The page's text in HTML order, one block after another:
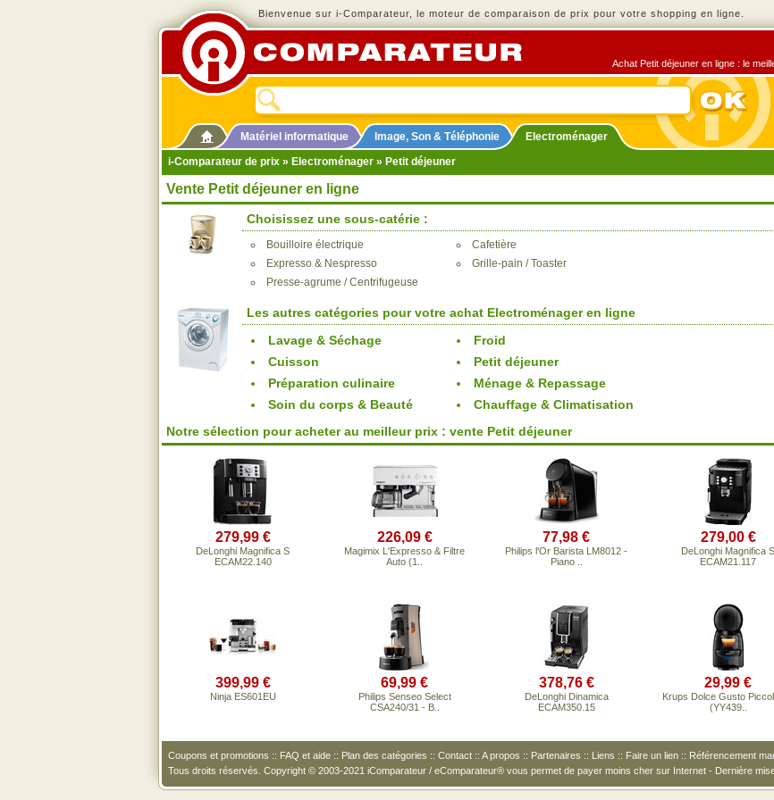
Bienvenue sur i-Comparateur, le moteur de comparaison de prix pour votre shopping en ligne.
Achat Petit déjeuner en ligne : le
Matériel informatique Image, Son & Téléphonie
Electroménager
i-Comparateur de prix » Electroménager » Petit déjeuner
Vente Petit déjeuner en ligne
Choisissez une sous-catérie :
Bouilloire électrique
Cafetière
Expresso & Nespresso
Grille-pain / Toaster
Presse-agrume / Centrifugeuse
Les autres catégories pour votre achat Electroménager en ligne
Lavage & Séchage
Froid
Cuisson
Petit déjeuner
Préparation culinaire
Ménage & Repassage
Soin du corps & Beauté
Chauffage & Climatisation
Notre sélection pour acheter au meilleur prix : vente Petit déjeuner
279,99 €
DeLonghi Magnifica S
ECAM22.140
226,09 €
Magimix L'Expresso & Filtre
Auto (1..
77,98 €
Philips l'Or Barista LM8012 -
Piano ..
279,00 €
DeLonghi Magnifica S
ECAM21.117
399,99 €
Ninja ES601EU
69,99 €
Philips Senseo Select
CSA240/31 - B..
378,76 €
DeLonghi Dinamica
ECAM350.15
29,99 €
Krups Dolce Gusto
(YY439..
Coupons et promotions :: FAQ et aide :: Plan des catégories :: Contact :: A propos :: Partenaires :: Liens :: Faire un lien :: Référencement
Tous droits réservés. Copyright © 2003-2021 iComparateur / eComparateur® vous permet de payer moins cher sur Internet - Dernière